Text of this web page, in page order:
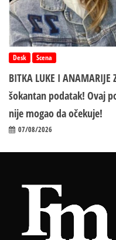
Desk Scena
BITKA LUKE I
šokantan podatak! Ovaj
nije mogao da očekuje!
07/08/2026